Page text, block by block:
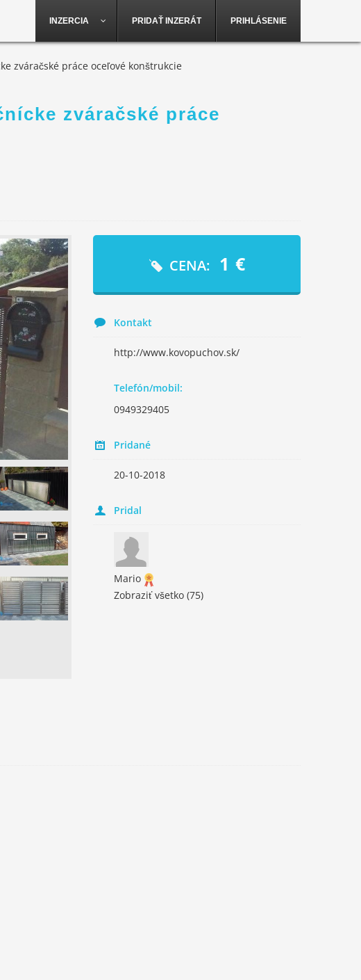
INZERCIA PRIDAŤ INZERÁT PRIHLÁSENIE
zváračské práce oceľové konštrukcie
zváračské práce
CENA: 1 €
Kontakt
http://www.kovopuchov.sk/
Telefón/mobil:
0949329405
Pridané
20-10-2018
Pridal
Mario
Zobraziť všetko (75)